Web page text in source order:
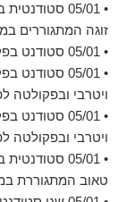
• 05/01
זוגה המתגוררים
• 05/01 סטודנט בפקולטה לפיזיקה
• 05/01
ויטרבי ובפקולטה
• 05/01
ויטרבי ובפקולטה
• 05/01
טאוב המתגוררת